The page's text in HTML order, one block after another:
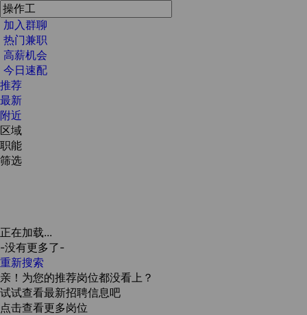
加入群聊
热门兼职
高薪机会
今日速配
推荐
最新
附近
区域
职能
筛选
正在加载...
-没有更多了-
重新搜索
亲！为您的推荐岗位都没看上？
试试查看最新招聘信息吧
点击查看更多岗位